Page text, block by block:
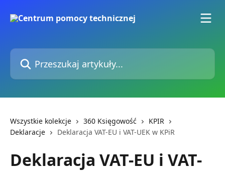
Przeszukaj artykuły...
Wszystkie kolekcje 360 Księgowość
KPIR
Deklaracje
Deklaracja VAT-EU i VAT-UEK w KPiR
Deklaracja VAT-EU i VAT-